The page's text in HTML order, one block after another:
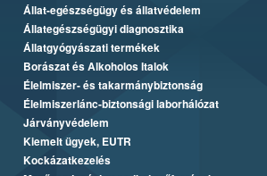
Állat-egészségügy és állatvédelem
Állategészségügyi diagnosztika
Állatgyógyászati termékek
Borászat és Alkoholos Italok
Élelmiszer- és takarmánybiztonság
Élelmiszerlánc-biztonsági laborhálózat
Járványvédelem
Kiemelt ügyek, EUTR
Kockázatkezelés